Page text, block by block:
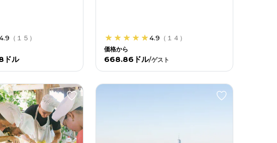
（ １５ ）
ドル
4.9 （ １４ ）
価格から
668.86ドル/ゲスト